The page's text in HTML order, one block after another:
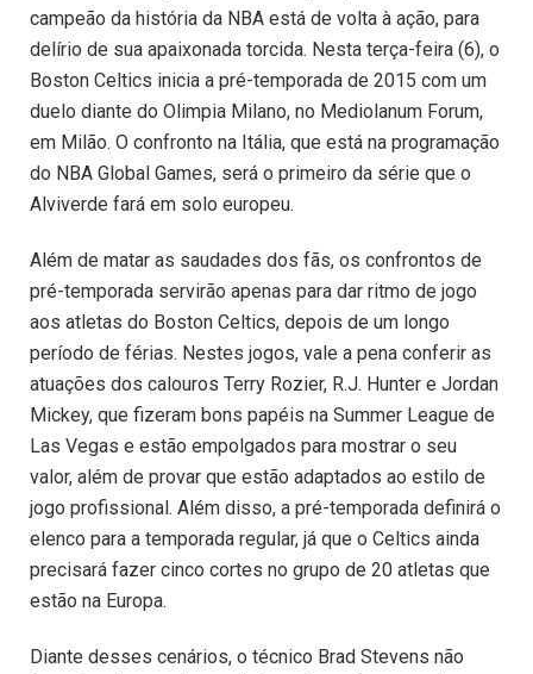
campeão da história da NBA está de volta à ação, para
delírio de sua apaixonada torcida. Nesta terça-feira (6), o
Boston Celtics inicia a pré-temporada de 2015 com um
duelo diante do Olimpia Milano, no Mediolanum Forum,
em Milão. O confronto na Itália, que está na programação
do NBA Global Games, será o primeiro da série que o
Alviverde fará em solo europeu.
Além de matar as saudades dos fãs, os confrontos de
pré-temporada servirão apenas para dar ritmo de jogo
aos atletas do Boston Celtics, depois de um longo
período de férias. Nestes jogos, vale a pena conferir as
atuações dos calouros Terry Rozier, R.J. Hunter e Jordan
Mickey, que fizeram bons papéis na Summer League de
Las Vegas e estão empolgados para mostrar o seu
valor, além de provar que estão adaptados ao estilo de
jogo profissional. Além disso, a pré-temporada definirá o
elenco para a temporada regular, já que o Celtics ainda
precisará fazer cinco cortes no grupo de 20 atletas que
estão na Europa.
Diante desses cenários, o técnico Brad Stevens não